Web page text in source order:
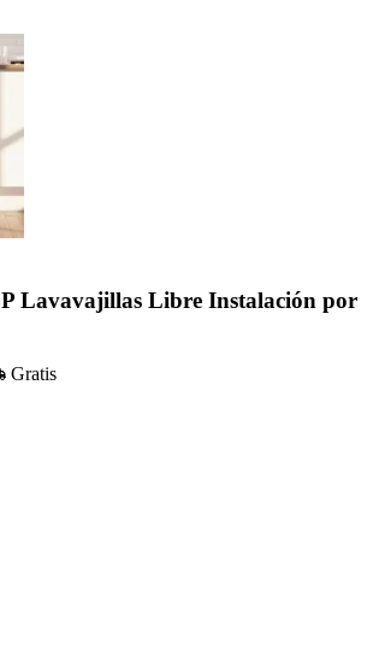
Lavavajillas Libre Instalación por
Gratis